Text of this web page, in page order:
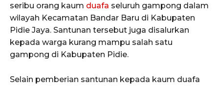
seribu orang kaum duafa seluruh gampong dalam
wilayah Kecamatan Bandar Baru di Kabupaten
Pidie Jaya. Santunan tersebut juga disalurkan
kepada warga kurang mampu salah satu
gampong di Kabupaten Pidie.
Selain pemberian santunan kepada kaum duafa